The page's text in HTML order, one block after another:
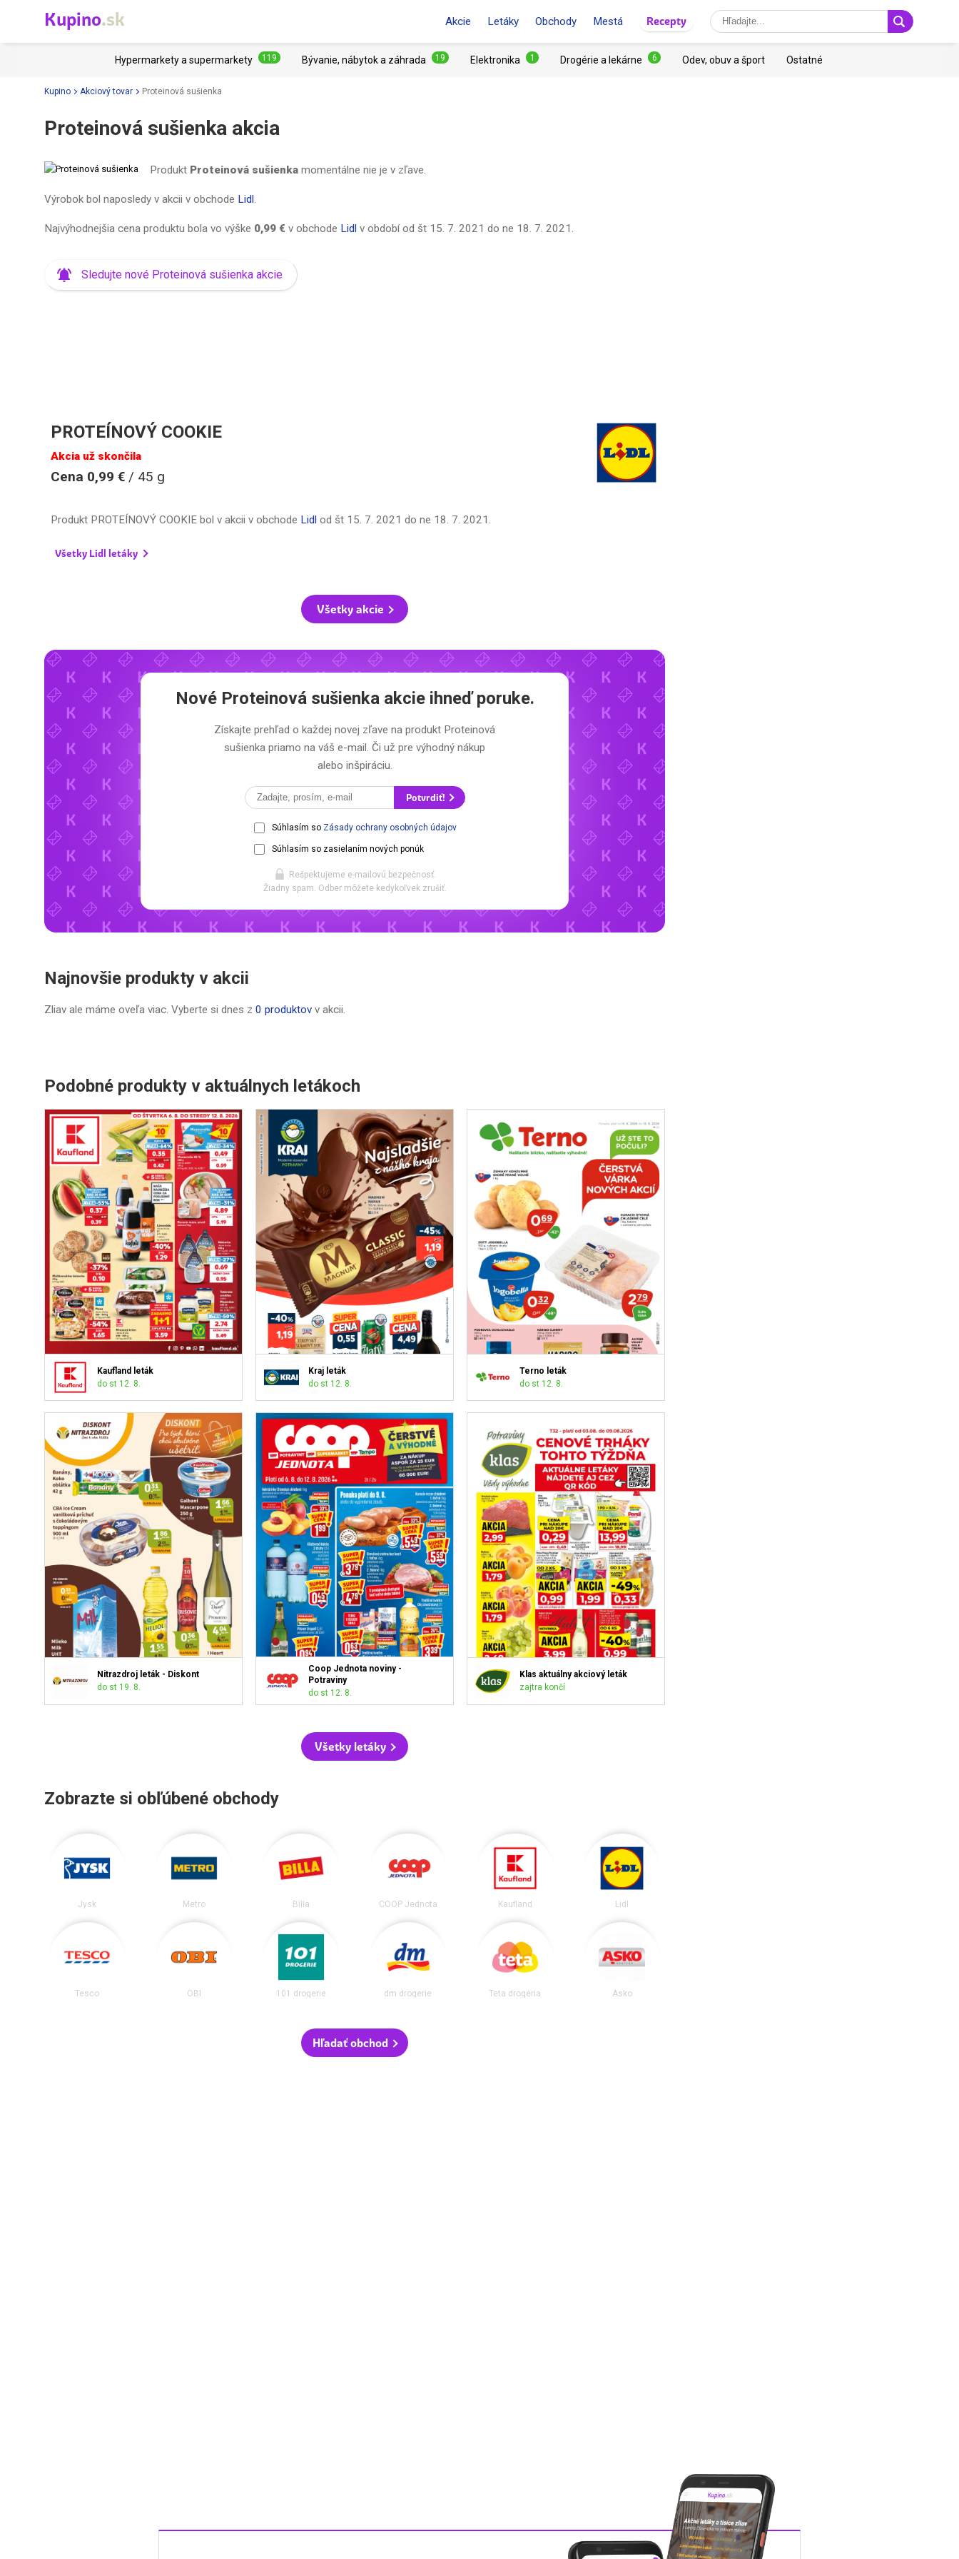
Kupino.sk Akcie Letáky Obchody Mestá Recepty
Hypermarkety a supermarkety 119 Bývanie, nábytok a záhrada 19 Elektronika 1 Drogérie a lekárne 6 Odev, obuv a šport Ostatné
Kupino Akciový tovar Proteinová sušienka
Proteinová sušienka akcia
Produkt Proteinová sušienka momentálne nie je v zľave.
Výrobok bol naposledy v akcii v obchode Lidl.
Najvýhodnejšia cena produktu bola vo výške 0,99 € v obchode Lidl v období od št 15. 7. 2021 do ne 18. 7. 2021 .
Sledujte nové Proteinová sušienka akcie
PROTEÍNOVÝ COOKIE
Akcia už skončila
Cena 0,99 € / 45 g
Produkt PROTEÍNOVÝ COOKIE bol v akcii v obchode Lidl od št 15. 7. 2021 do ne 18. 7. 2021 .
Všetky Lidl letáky
Všetky akcie
Nové Proteinová sušienka akcie ihneď poruke.
Získajte prehľad o každej novej zľave na produkt Proteinová
sušienka priamo na váš e-mail. Či už pre výhodný nákup
alebo inšpiráciu.
Potvrdiť!
Súhlasím so Zásady ochrany osobných údajov
Súhlasím so zasielaním nových ponúk
Rešpektujeme e-mailovú bezpečnosť.
Žiadny spam. Odber môžete kedykoľvek zrušiť.
Najnovšie produkty v akcii
Zliav ale máme oveľa viac. Vyberte si dnes z 0 produktov v akcii.
Podobné produkty v aktuálnych letákoch
Kaufland leták
do st 12. 8.
Kraj leták
do st 12. 8.
Terno leták
do st 12. 8.
Nitrazdroj leták - Diskont
do st 19. 8.
Coop Jednota noviny -
Potraviny
do st 12. 8.
Klas aktuálny akciový leták
zajtra končí
Všetky letáky
Zobrazte si obľúbené obchody
Jysk Metro Billa COOP Jednota Kaufland Lidl
Tesco OBI 101 drogerie dm drogerie Teta drogéria Asko
Hľadať obchod